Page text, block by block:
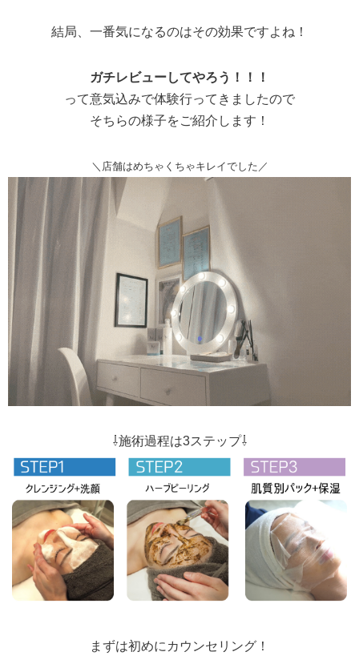
結局、一番気になるのはその効果ですよね！
ガチレビューしてやろう！！！
って意気込みで体験行ってきましたので
そちらの様子をご紹介します！
＼店舗はめちゃくちゃキレイでした／
⇩施術過程は3ステップ⇩
まずは初めにカウンセリング！